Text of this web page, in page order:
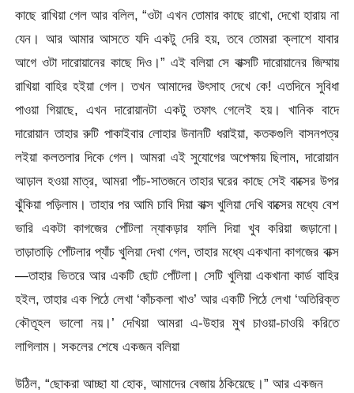
কাছে রাখিয়া গেল আর বলিল, “ওটা এখন তোমার কাছে রাখো, দেখো হারায় না
যেন। আর আমার আসতে যদি একটু দেরি হয়, তবে তোমরা ক্লাশে যাবার
আগে ওটা দারোয়ানের কাছে দিও।” এই বলিয়া সে বাক্সটি দারোয়ানের জিম্মায়
রাখিয়া বাহির হইয়া গেল। তখন আমাদের উৎসাহ দেখে কে! এতদিনে সুবিধা
পাওয়া গিয়াছে, এখন দারোয়ানটা একটু তফাৎ গেলেই হয়। খানিক বাদে
দারোয়ান তাহার রুটি পাকাইবার লোহার উনানটি ধরাইয়া, কতকগুলি বাসনপত্র
লইয়া কলতলার দিকে গেল। আমরা এই সুযোগের অপেক্ষায় ছিলাম, দারোয়ান
আড়াল হওয়া মাত্র, আমরা পাঁচ-সাতজনে তাহার ঘরের কাছে সেই বাক্সের উপর
ঝুঁকিয়া পড়িলাম। তাহার পর আমি চাবি দিয়া বাক্স খুলিয়া দেখি বাক্সের মধ্যে বেশ
ভারি একটা কাগজের পোঁটলা ন্যাকড়ার ফালি দিয়া খুব করিয়া জড়ানো।
তাড়াতাড়ি পোঁটলার প্যাঁচ খুলিয়া দেখা গেল, তাহার মধ্যে একখানা কাগজের বাক্স
—তাহার ভিতরে আর একটি ছোট পোঁটলা। সেটি খুলিয়া একখানা কার্ড বাহির
হইল, তাহার এক পিঠে লেখা ‘কাঁচকলা খাও’ আর একটি পিঠে লেখা ‘অতিরিক্ত
কৌতূহল ভালো নয়।’ দেখিয়া আমরা এ-উহার মুখ চাওয়া-চাওয়ি করিতে
লাগিলাম। সকলের শেষে একজন বলিয়া
উঠিল, “ছোকরা আচ্ছা যা হোক, আমাদের বেজায় ঠকিয়েছে।” আর একজন